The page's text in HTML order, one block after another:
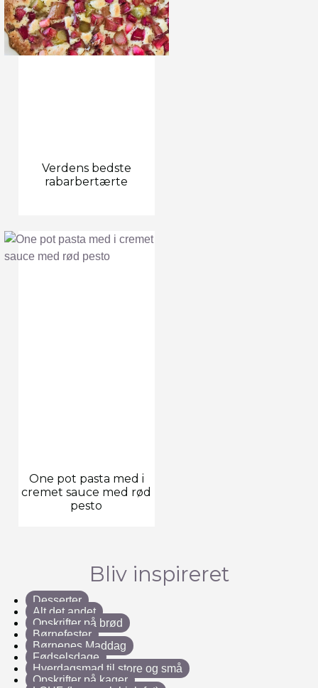
Verdens bedste
rabarbertærte
One pot pasta med i
cremet sauce med rød
pesto
Bliv inspireret
Desserter
Alt det andet
Opskrifter på brød
Børnefester
Børnenes Maddag
Fødselsdage
Hverdagsmad til store og små
Opskrifter på kager